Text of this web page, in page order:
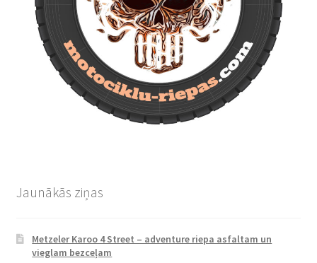
Jaunākās ziņas
Metzeler Karoo 4 Street – adventure riepa asfaltam un
vieglam bezceļam